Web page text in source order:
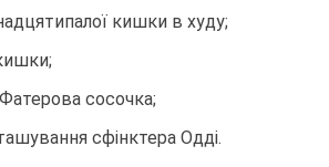
кишки в худу;
сосочка;
сфінктера Одді.